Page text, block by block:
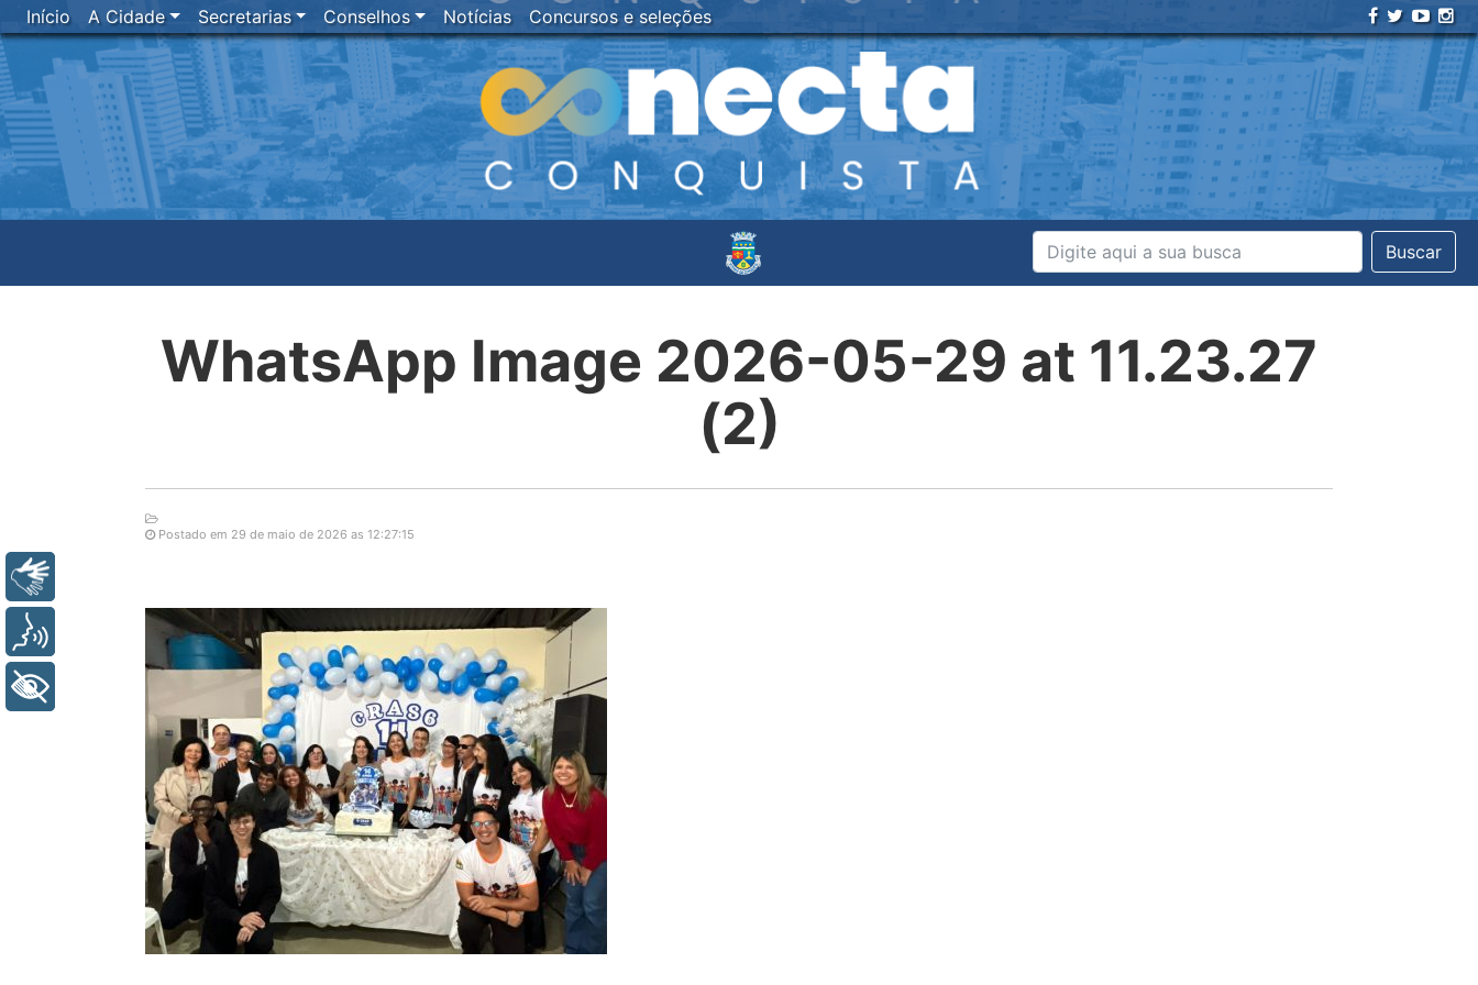
Início A Cidade Secretarias Conselhos Notícias Concursos e seleções
Buscar
WhatsApp Image 2026-05-29 at 11.23.27
(2)
Postado em 29 de maio de 2026 as 12:27:15